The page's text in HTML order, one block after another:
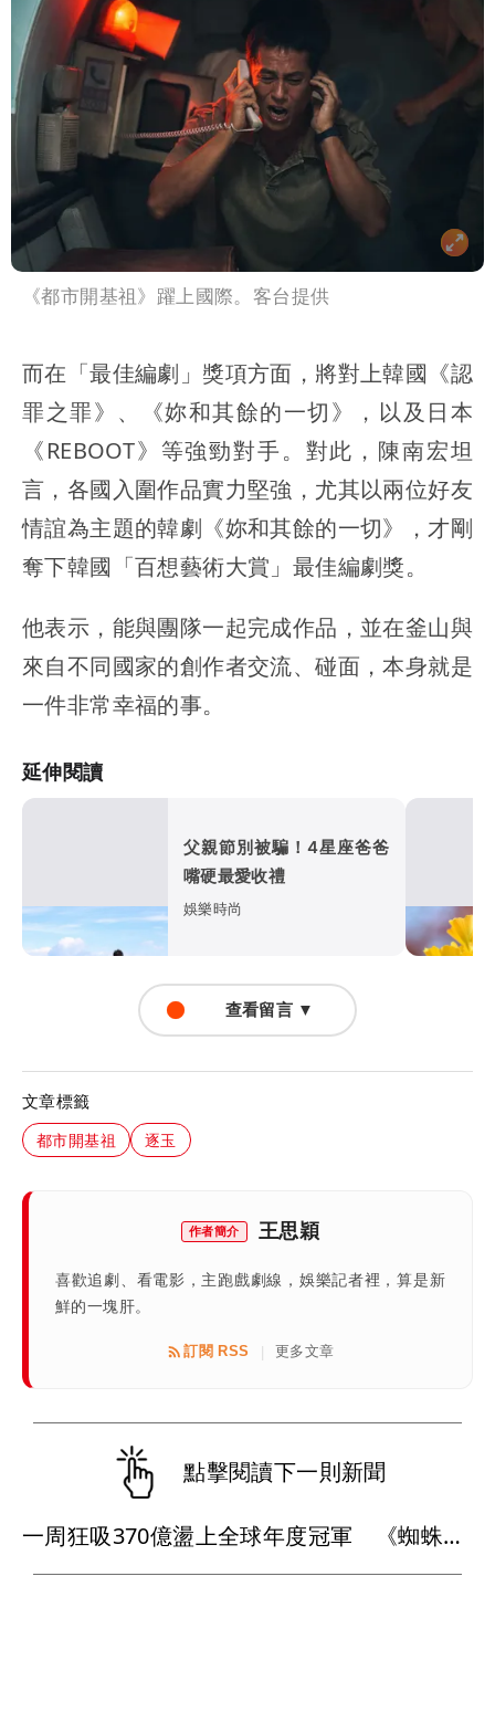
《都市開基祖》躍上國際。客台提供
而在「最佳編劇」獎項方面，將對上韓國《認
罪之罪》、《妳和其餘的一切》，以及日本
《REBOOT》等強勁對手。對此，陳南宏坦
言，各國入圍作品實力堅強，尤其以兩位好友
情誼為主題的韓劇《妳和其餘的一切》，才剛
奪下韓國「百想藝術大賞」最佳編劇獎。
他表示，能與團隊一起完成作品，並在釜山與
來自不同國家的創作者交流、碰面，本身就是
一件非常幸福的事。
延伸閱讀
父親節別被騙！4星座爸爸
嘴硬最愛收禮
娛樂時尚
查看留言 ▼
文章標籤
都市開基祖 逐玉
作者簡介 王思穎
喜歡追劇、看電影，主跑戲劇線，娛樂記者裡，算是新
鮮的一塊肝。
訂閱 RSS 更多文章
點擊閱讀下一則新聞
一周狂吸370億盪上全球年度冠軍 《蜘蛛人：重生日》如何打敗超級英雄疲乏？